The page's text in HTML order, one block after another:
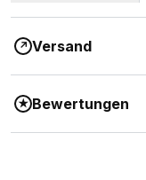
↗ Versand
★ Bewertungen